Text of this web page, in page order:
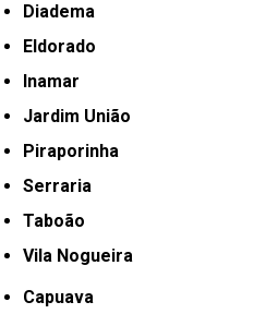
Diadema
Eldorado
Inamar
Jardim União
Piraporinha
Serraria
Taboão
Vila Nogueira
Capuava